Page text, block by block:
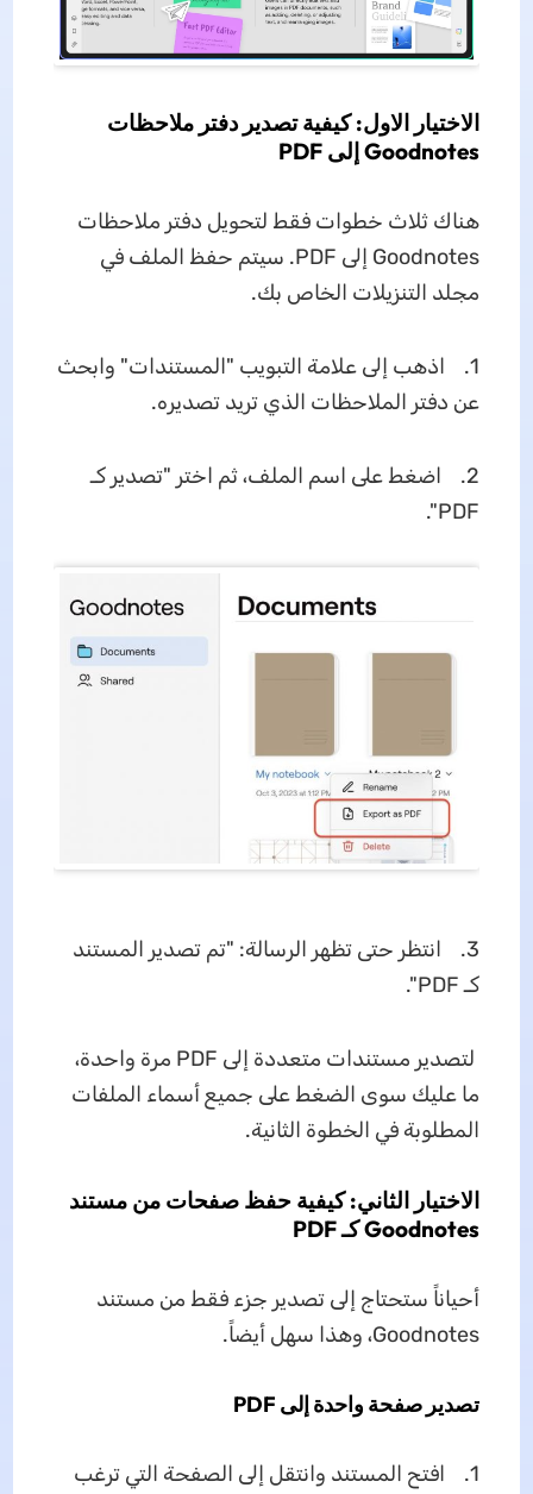
الاختيار الاول: كيفية تصدير دفتر ملاحظات
Goodnotes إلى PDF
هناك ثلاث خطوات فقط لتحويل دفتر ملاحظات
Goodnotes إلى PDF. سيتم حفظ الملف في
مجلد التنزيلات الخاص بك.
1. اذهب إلى علامة التبويب "المستندات" وابحث
عن دفتر الملاحظات الذي تريد تصديره.
2. اضغط على اسم الملف، ثم اختر "تصدير كـ
PDF".
3. انتظر حتى تظهر الرسالة: "تم تصدير المستند
كـ PDF".
لتصدير مستندات متعددة إلى PDF مرة واحدة،
ما عليك سوى الضغط على جميع أسماء الملفات
المطلوبة في الخطوة الثانية.
الاختيار الثاني: كيفية حفظ صفحات من مستند
Goodnotes كـ PDF
أحياناً ستحتاج إلى تصدير جزء فقط من مستند
Goodnotes، وهذا سهل أيضاً.
تصدير صفحة واحدة إلى PDF
1. افتح المستند وانتقل إلى الصفحة التي ترغب